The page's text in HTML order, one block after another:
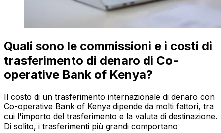
Quali sono le commissioni e i costi di
trasferimento di denaro di Co-
operative Bank of Kenya?
Il costo di un trasferimento internazionale di denaro con
Co-operative Bank of Kenya dipende da molti fattori, tra
cui l'importo del trasferimento e la valuta di destinazione.
Di solito, i trasferimenti più grandi comportano